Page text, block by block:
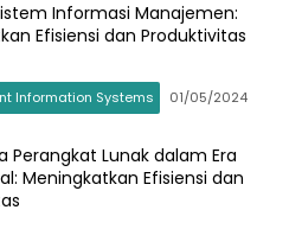
Informasi Manajemen:
Efisiensi dan Produktivitas
Information Systems 01/05/2024
Perangkat Lunak dalam Era
Meningkatkan Efisiensi dan